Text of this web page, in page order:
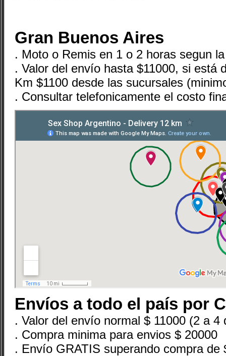
Gran Buenos Aires
. Moto o Remis en 1 o 2 horas segun
. Valor del envío hasta $11000, si está
Km $1100 desde las sucursales
. Consultar telefonicamente el costo
Envíos a todo el país por
. Valor del envío normal $ 11000 (2 a 4
. Compra minima para envios $ 20000
. Envío GRATIS superando compra de